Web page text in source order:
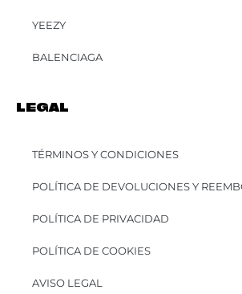
YEEZY
BALENCIAGA
LEGAL
TÉRMINOS Y CONDICIONES
POLÍTICA DE DEVOLUCIONES Y
POLÍTICA DE PRIVACIDAD
POLÍTICA DE COOKIES
AVISO LEGAL